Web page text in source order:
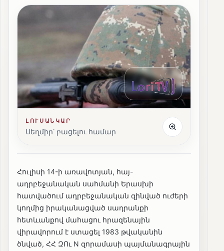
ԼՈՒՍԱՆԿԱՐ
Սեղմիր՝ բացելու համար
Հուլիսի 14-ի առավոտյան, հայ-
ադրբեջանական սահմանի Երասխի
հատվածում ադրբեջանական զինված ուժերի
կողմից իրականացված սադրանքի
հետևանքով մահացու հրազենային
վիրավորում է ստացել 1983 թվականին
ծնված, ՀՀ ԶՈւ N զորամասի պայմանագրային